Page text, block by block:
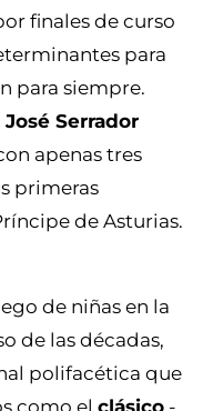
finales de curso
para
para siempre.
José Serrador
apenas tres
primeras
de Asturias.
de niñas en la
de las décadas,
polifacética que
como el clásico -